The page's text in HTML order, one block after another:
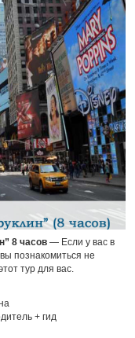
8 часов — Если у вас в
познакомиться не
тур для вас.
+ гид